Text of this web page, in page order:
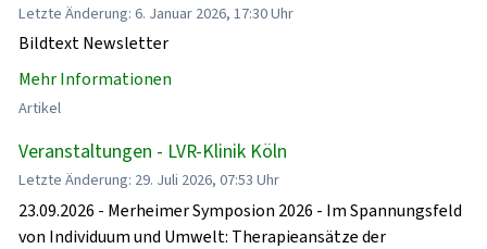
Letzte Änderung: 6. Januar 2026, 17:30 Uhr
Bildtext Newsletter
Mehr Informationen
Artikel
Veranstaltungen - LVR-Klinik Köln
Letzte Änderung: 29. Juli 2026, 07:53 Uhr
23.09.2026 - Merheimer Symposion 2026 - Im Spannungsfeld
von Individuum und Umwelt: Therapieansätze der